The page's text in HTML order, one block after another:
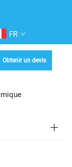
FR
Obtenir un devis